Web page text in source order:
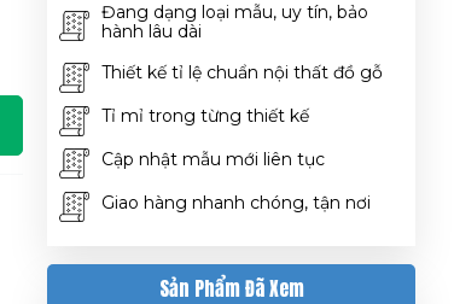
Đang dạng loại mẫu, uy tín, bảo
hành lâu dài
Thiết kế tỉ lệ chuẩn nội thất đồ gỗ
Tỉ mỉ trong từng thiết kế
Cập nhật mẫu mới liên tục
Giao hàng nhanh chóng, tận nơi
Sản Phẩm Đã Xem